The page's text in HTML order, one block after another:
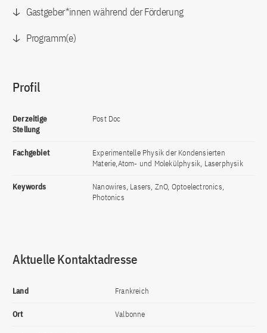
Gastgeber*innen während der Förderung
Programm(e)
Profil
Derzeitige
Stellung
Post Doc
Fachgebiet
Experimentelle Physik der Kondensierten
Materie,Atom- und Molekülphysik, Laserphysik
Keywords
Nanowires, Lasers, ZnO, Optoelectronics,
Photonics
Aktuelle Kontaktadresse
Land Frankreich
Ort Valbonne